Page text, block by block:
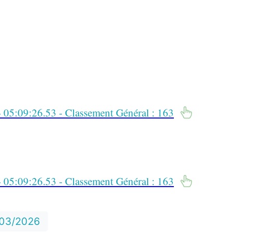
- Classement Général : 163
- Classement Général : 163
2026